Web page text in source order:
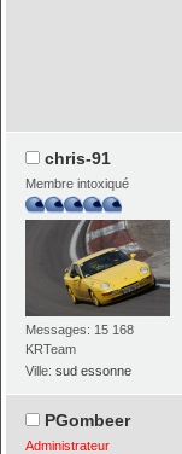
chris-91
Membre intoxiqué
Messages: 15 168
KRTeam
Ville:sud essonne
PGombeer
Administrateur